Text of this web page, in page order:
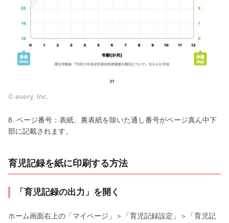
© every, Inc.
8. ページ番号：表紙、裏表紙を除いた通し番号がページ真ん中下
部に記載されます。
育児記録を紙に印刷する方法
「育児記録の出力」を開く
ホーム画面右上の「マイページ」＞「育児記録設定」＞「育児記